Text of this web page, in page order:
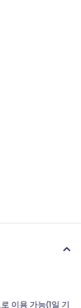
이용 가능(1일 기